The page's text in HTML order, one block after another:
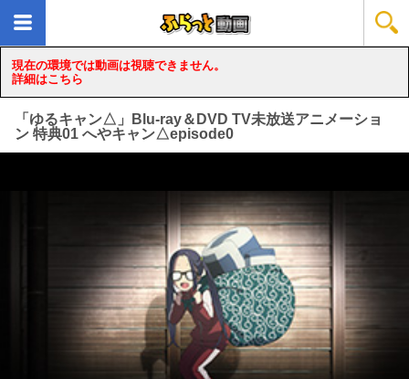
現在の環境では動画は視聴できません。
詳細はこちら
「ゆるキャン△」Blu-ray＆DVD TV未放送アニメーショ
ン 特典01 へやキャン△episode0
loading...